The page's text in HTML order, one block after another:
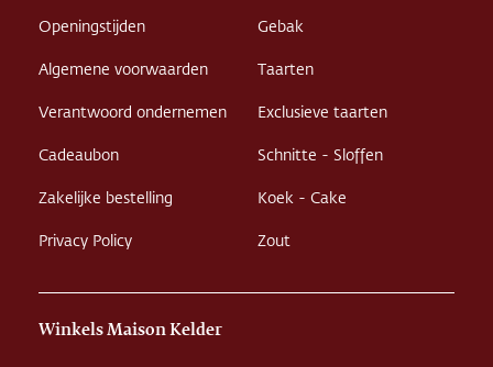
Openingstijden
Algemene voorwaarden
Verantwoord ondernemen
Cadeaubon
Zakelijke bestelling
Privacy Policy
Gebak
Taarten
Exclusieve taarten
Schnitte - Sloffen
Koek - Cake
Zout
Winkels Maison Kelder